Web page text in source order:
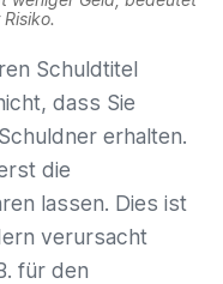
Schuldtitel
dass Sie
erhalten.
die
lassen. Dies ist
verursacht
für den